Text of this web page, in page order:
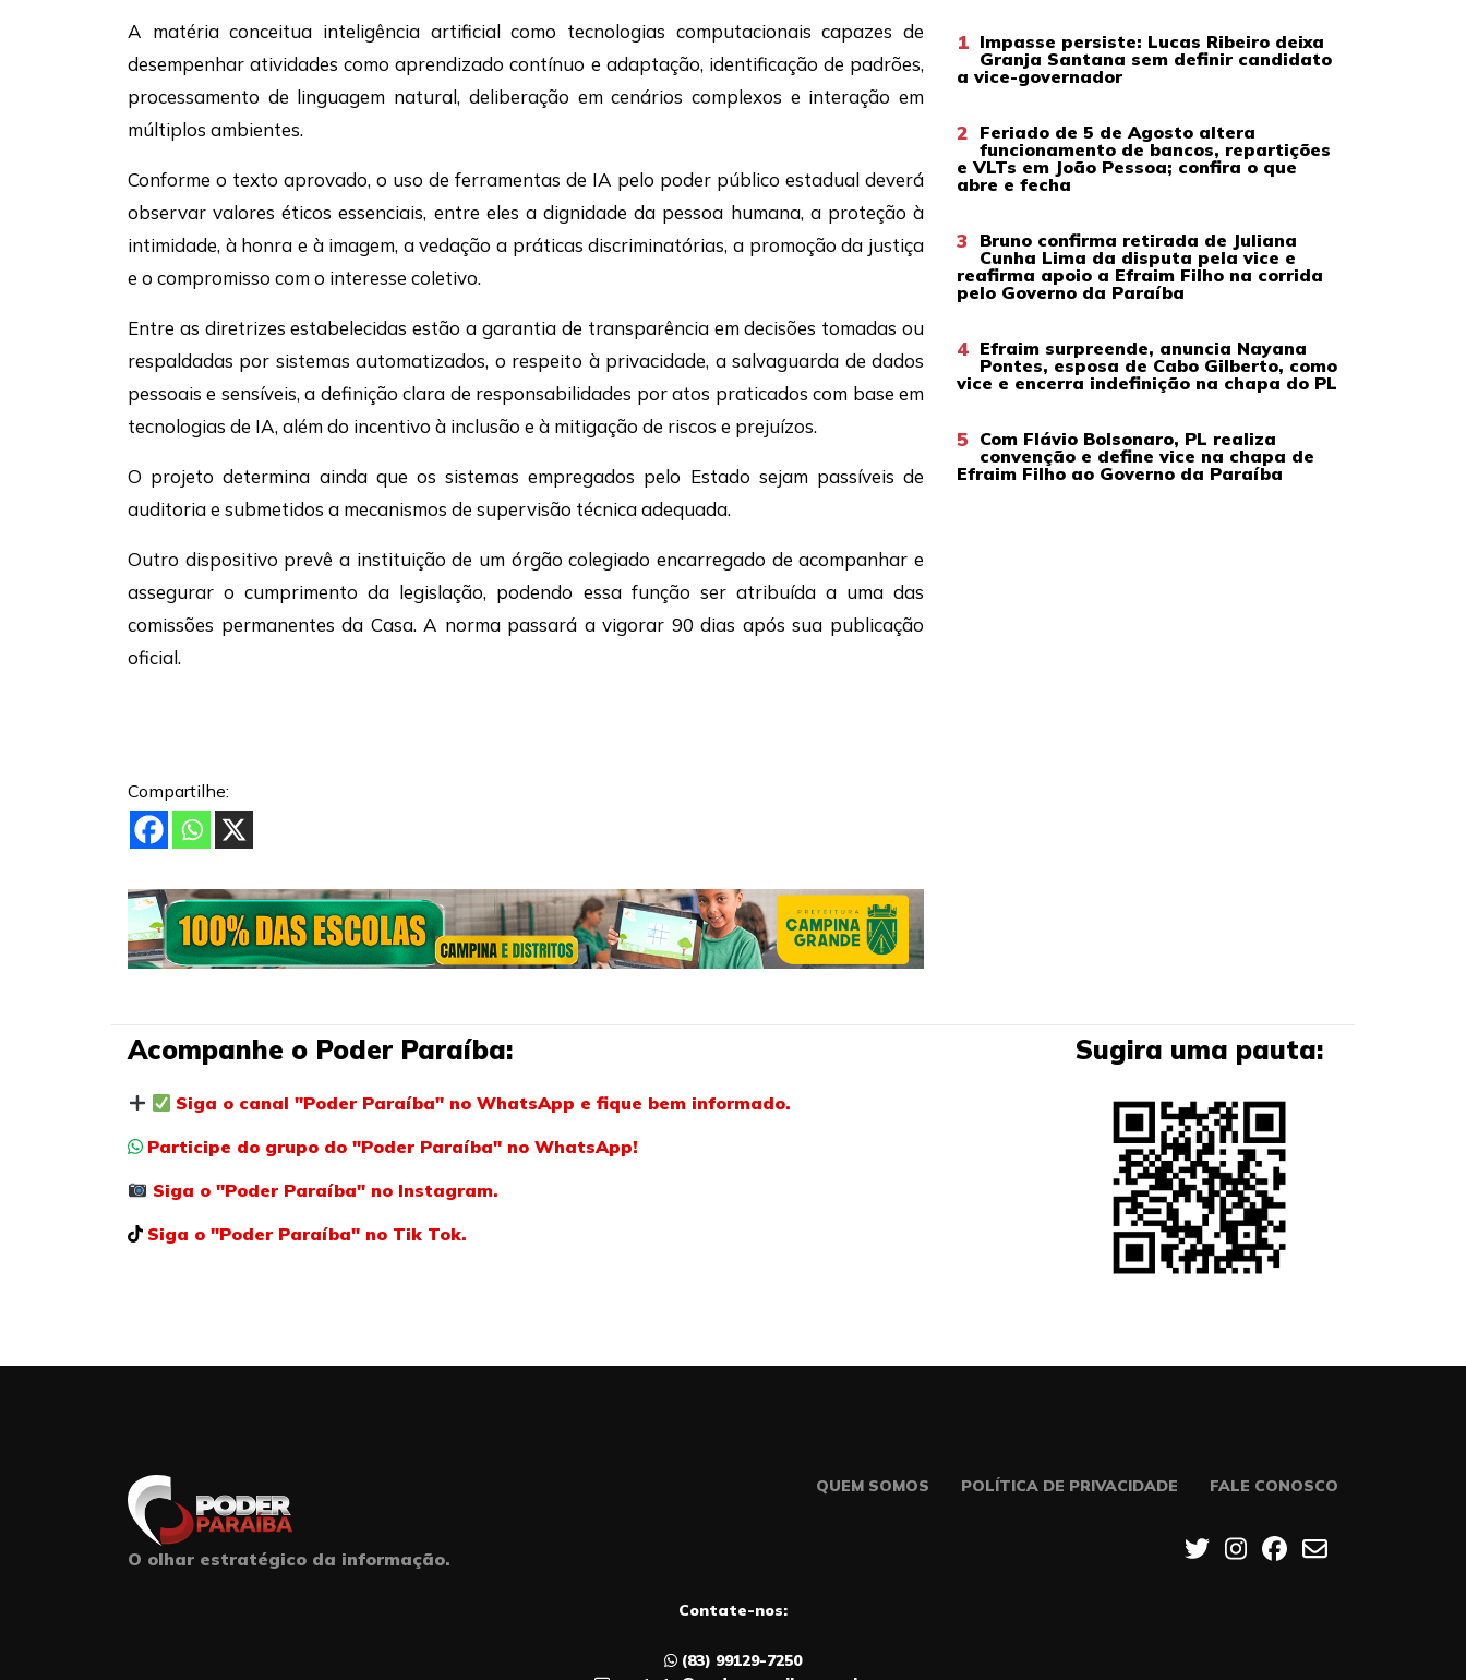
A matéria conceitua inteligência artificial como tecnologias computacionais capazes de
desempenhar atividades como aprendizado contínuo e adaptação, identificação de padrões,
processamento de linguagem natural, deliberação em cenários complexos e interação em
múltiplos ambientes.
Conforme o texto aprovado, o uso de ferramentas de IA pelo poder público estadual deverá
observar valores éticos essenciais, entre eles a dignidade da pessoa humana, a proteção à
intimidade, à honra e à imagem, a vedação a práticas discriminatórias, a promoção da justiça
e o compromisso com o interesse coletivo.
Entre as diretrizes estabelecidas estão a garantia de transparência em decisões tomadas ou
respaldadas por sistemas automatizados, o respeito à privacidade, a salvaguarda de dados
pessoais e sensíveis, a definição clara de responsabilidades por atos praticados com base em
tecnologias de IA, além do incentivo à inclusão e à mitigação de riscos e prejuízos.
O projeto determina ainda que os sistemas empregados pelo Estado sejam passíveis de
auditoria e submetidos a mecanismos de supervisão técnica adequada.
Outro dispositivo prevê a instituição de um órgão colegiado encarregado de acompanhar e
assegurar o cumprimento da legislação, podendo essa função ser atribuída a uma das
comissões permanentes da Casa. A norma passará a vigorar 90 dias após sua publicação
oficial.
Compartilhe:
1 Impasse persiste: Lucas Ribeiro deixa
Granja Santana sem definir candidato
a vice-governador
2 Feriado de 5 de Agosto altera
funcionamento de bancos, repartições
e VLTs em João Pessoa; confira o que
abre e fecha
3 Bruno confirma retirada de Juliana
Cunha Lima da disputa pela vice e
reafirma apoio a Efraim Filho na corrida
pelo Governo da Paraíba
4 Efraim surpreende, anuncia Nayana
Pontes, esposa de Cabo Gilberto, como
vice e encerra indefinição na chapa do PL
5 Com Flávio Bolsonaro, PL realiza
convenção e define vice na chapa de
Efraim Filho ao Governo da Paraíba
Acompanhe o Poder Paraíba:
Siga o canal "Poder Paraíba" no WhatsApp e fique bem informado.
Participe do grupo do "Poder Paraíba" no WhatsApp!
Siga o "Poder Paraíba" no Instagram.
Siga o "Poder Paraíba" no Tik Tok.
Sugira uma pauta:
O olhar estratégico da informação.
QUEM SOMOS POLÍTICA DE PRIVACIDADE FALE CONOSCO
Contate-nos:
(83) 99129-7250